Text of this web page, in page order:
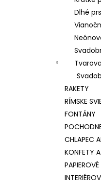
Dlhé
RAKETY
RÍMSKE
FONTÁNY
CHLAPEC
KONFETY
SVADOBNÁ
PREMIUM
€200